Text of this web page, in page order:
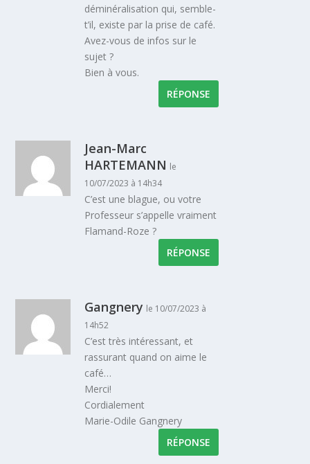
déminéralisation qui, semble-
t’il, existe par la prise de café.
Avez-vous de infos sur le
sujet ?
Bien à vous.
RÉPONSE
Jean-Marc
HARTEMANN le
10/07/2023 à 14h34
C’est une blague, ou votre
Professeur s’appelle vraiment
Flamand-Roze ?
RÉPONSE
Gangnery le 10/07/2023 à
14h52
C’est très intéressant, et
rassurant quand on aime le
café…
Merci!
Cordialement
Marie-Odile Gangnery
RÉPONSE